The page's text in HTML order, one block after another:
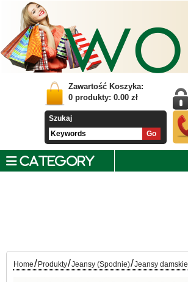
Zawartość Koszyka:
0 produkty: 0.00 zł
Szukaj
CATEGORY
Home/ Produkty/Jeansy (Spodnie)/Jeansy damskie